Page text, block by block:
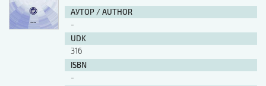
АУТОР / AUTHOR
-
UDK
316
ISBN
-